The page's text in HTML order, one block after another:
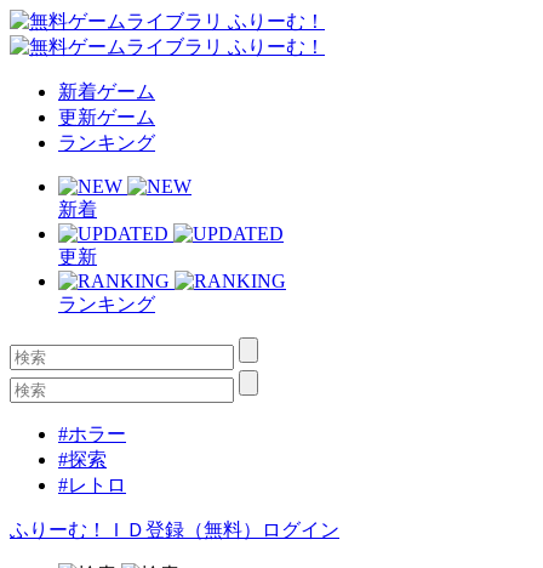
新着ゲーム
更新ゲーム
ランキング
新着
更新
ランキング
#ホラー
#探索
#レトロ
ふりーむ！ＩＤ登録（無料） ログイン